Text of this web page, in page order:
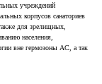
учреждений
корпусов санаториев
для зрелищных,
населения,
вне гермозоны АС, а так